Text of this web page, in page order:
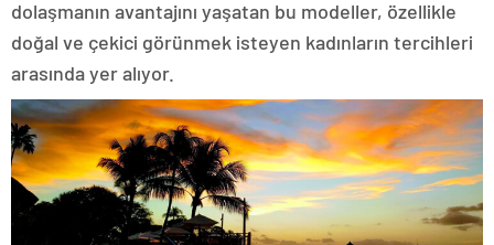
dolaşmanın avantajını yaşatan bu modeller, özellikle
doğal ve çekici görünmek isteyen kadınların tercihleri
arasında yer alıyor.